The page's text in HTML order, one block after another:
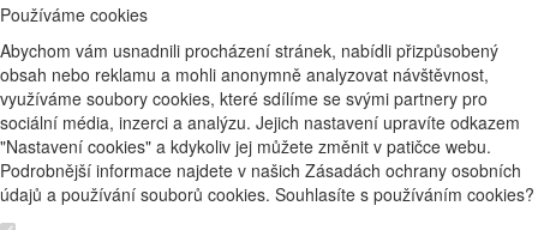
Používáme cookies
Abychom vám usnadnili procházení stránek, nabídli přizpůsobený
obsah nebo reklamu a mohli anonymně analyzovat návštěvnost,
využíváme soubory cookies, které sdílíme se svými partnery pro
sociální média, inzerci a analýzu. Jejich nastavení upravíte odkazem
"Nastavení cookies" a kdykoliv jej můžete změnit v patičce webu.
Podrobnější informace najdete v našich Zásadách ochrany osobních
údajů a používání souborů cookies. Souhlasíte s používáním cookies?